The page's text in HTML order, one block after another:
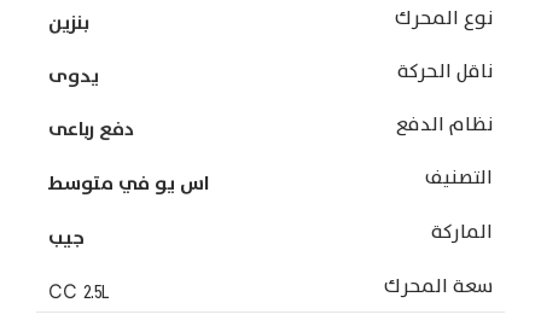
نوع المحرك
بنزين
ناقل الحركة
يدوى
نظام الدفع
دفع رباعى
التصنيف
اس يو في متوسط
الماركة
جيب
سعة المحرك
2.5L